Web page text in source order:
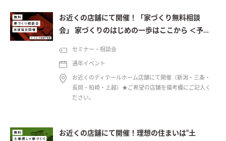
お近くの店舗にて開催！「家づくり無料相談
会」 家づくりのはじめの一歩はここから ＜予約
セミナー・相談会
通年イベント
お近くのディテールホーム店舗にて開催（新潟・三条・
長岡・柏崎・上越）★ご希望の店舗を備考欄にご記入く
ださい。
お近くの店舗にて開催！理想の住まいは“土